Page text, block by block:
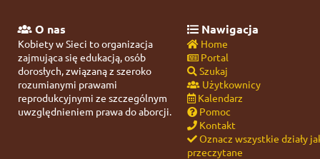
O nas
Kobiety w Sieci to organizacja
zajmująca się edukacją, osób
dorosłych, związaną z szeroko
rozumianymi prawami
reprodukcyjnymi ze szczególnym
uwzględnieniem prawa do aborcji.
Nawigacja
Home
Portal
Szukaj
Użytkownicy
Kalendarz
Pomoc
Kontakt
Oznacz wszystkie działy
przeczytane